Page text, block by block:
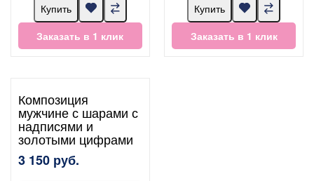
Купить
Заказать в 1 клик
Купить
Заказать в 1 клик
Композиция
мужчине с шарами с
надписями и
золотыми цифрами
3 150 руб.